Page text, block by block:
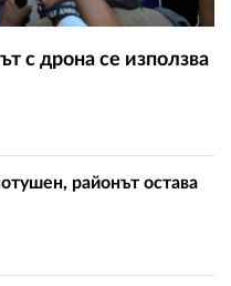
с дрона се използва
районът остава